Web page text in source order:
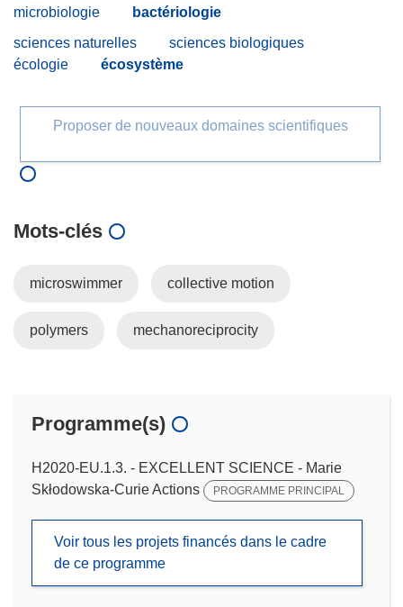
microbiologie
bactériologie
sciences naturelles
sciences biologiques
écologie
écosystème
Proposer de nouveaux domaines scientifiques
Mots‑clés
microswimmer collective motion
polymers mechanoreciprocity
Programme(s)
H2020-EU.1.3. - EXCELLENT SCIENCE - Marie
Skłodowska-Curie Actions
PROGRAMME PRINCIPAL
Voir tous les projets financés dans le cadre
de ce programme